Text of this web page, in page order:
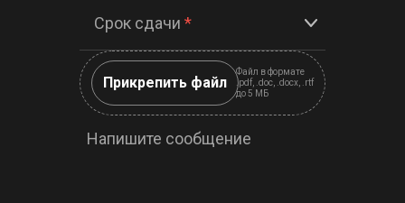
Срок сдачи *
Прикрепить файл
Файл в формате
.pdf, .doc, .docx, .rtf
до 5 МБ
Напишите сообщение